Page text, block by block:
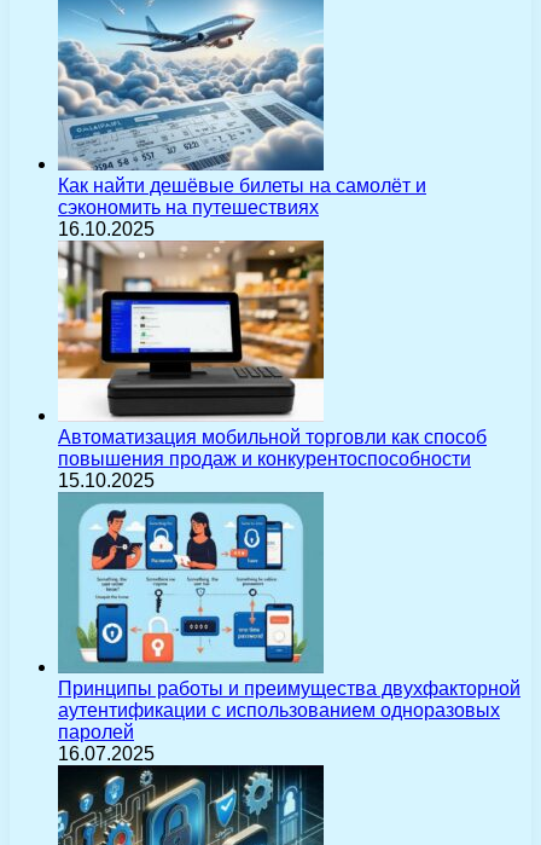
Как найти дешёвые билеты на самолёт и
сэкономить на путешествиях
16.10.2025
Автоматизация мобильной торговли как способ
повышения продаж и конкурентоспособности
15.10.2025
Принципы работы и преимущества двухфакторной
аутентификации с использованием одноразовых
паролей
16.07.2025